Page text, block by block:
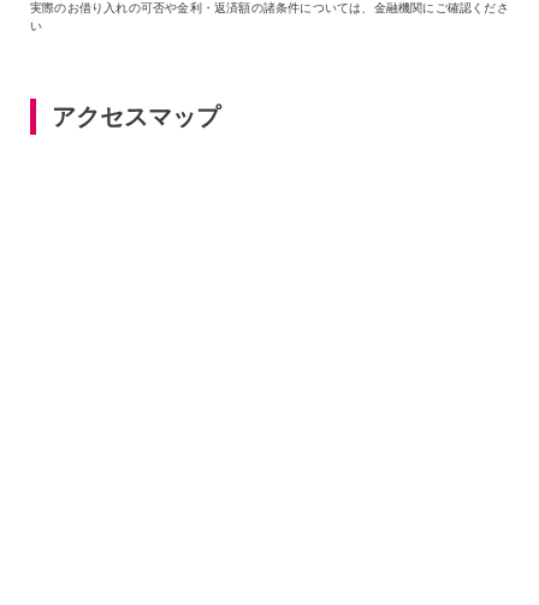
実際のお借り入れの可否や金利・返済額の諸条件については、金融機関にご確認くださ
い
アクセスマップ